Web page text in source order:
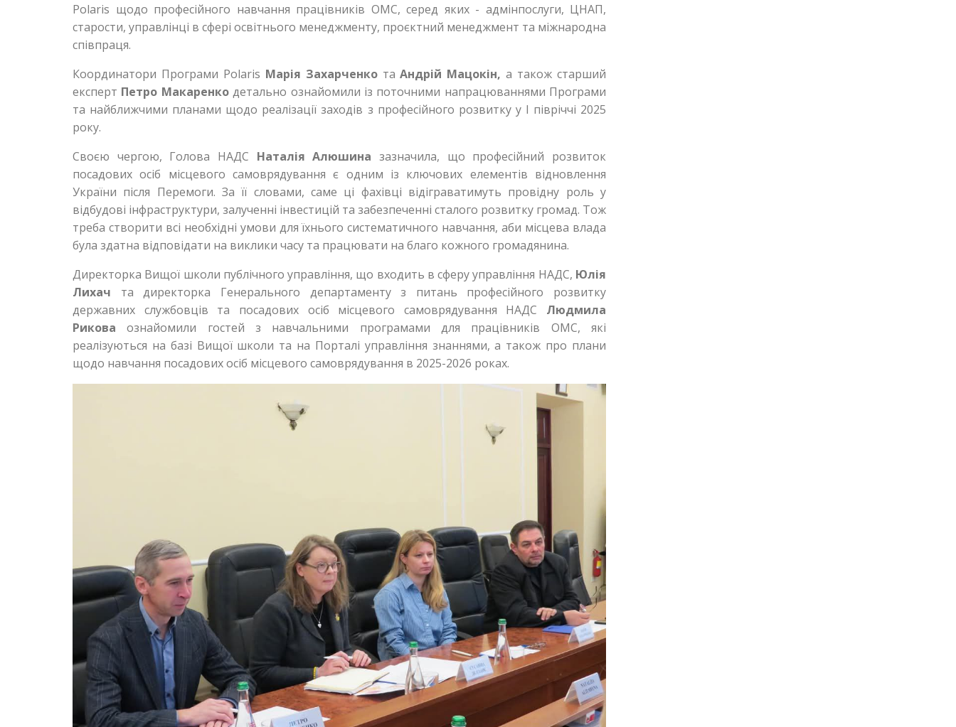
Polaris щодо професійного навчання працівників ОМС, серед яких - адмінпослуги, ЦНАП,
старости, управлінці в сфері освітнього менеджменту, проєктний менеджмент та міжнародна
співпраця.
Координатори Програми Polaris Марія ЗахарченкотаАндрій Мацокін, а також старший
експерт Петро Макаренкодетально ознайомили із поточними напрацюваннями Програми
та найближчими планами щодо реалізації заходів з професійного розвитку у І півріччі 2025
року.
Своєю чергою, Голова НАДС Наталія Алюшина зазначила, що професійний розвиток
посадових осіб місцевого самоврядування є одним із ключових елементів відновлення
України після Перемоги. За її словами, саме ці фахівці відіграватимуть провідну роль у
відбудові інфраструктури, залученні інвестицій та забезпеченні сталого розвитку громад. Тож
треба створити всі необхідні умови для їхнього систематичного навчання, аби місцева влада
була здатна відповідати на виклики часу та працювати на благо кожного громадянина.
Директорка Вищої школи публічного управління, що входить в сферу управління НАДС, Юлія
Лихач та директорка Генерального департаменту з питань професійного розвитку
державних службовців та посадових осіб місцевого самоврядування НАДС Людмила
Рикова ознайомили гостей з навчальними програмами для працівників ОМС, які
реалізуються на базі Вищої школи та на Порталі управління знаннями, а також про плани
щодо навчання посадових осіб місцевого самоврядування в 2025-2026 роках.